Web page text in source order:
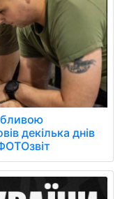
декілька днів